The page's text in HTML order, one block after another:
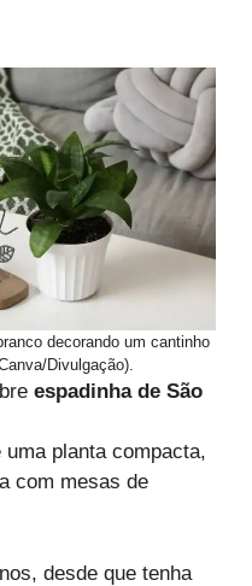
decorando um cantinho
Divulgação).
espadinha de São
uma planta compacta,
com mesas de
desde que tenha